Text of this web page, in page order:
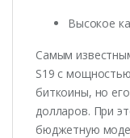
Высокое
Самым
S19 с
биткоины, но
долларов. При
бюджетную